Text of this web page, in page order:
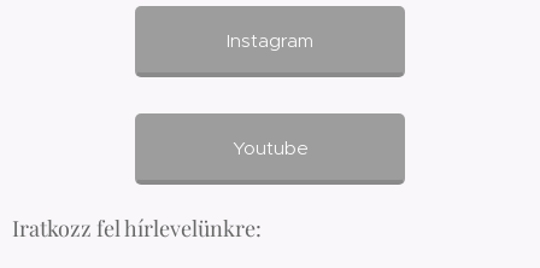
Instagram
Youtube
Iratkozz fel hírlevelünkre: